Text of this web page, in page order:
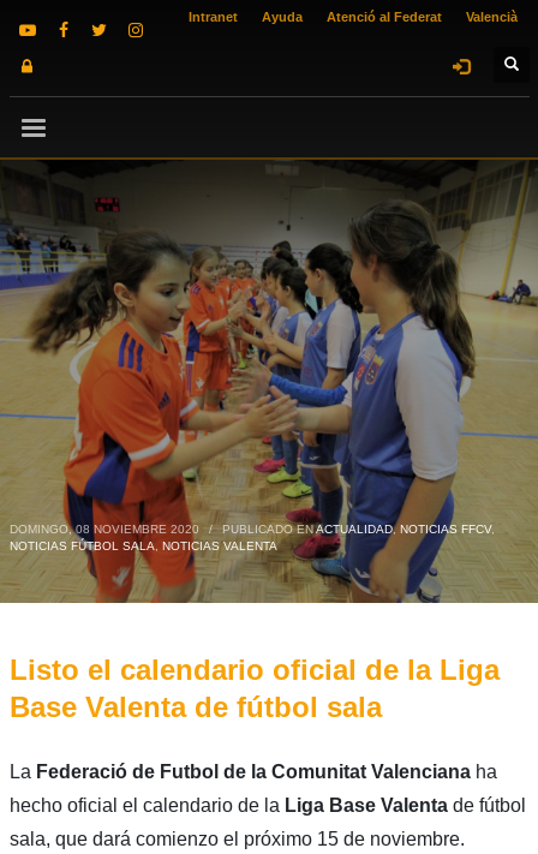
Intranet Ayuda Atenció al Federat Valencià
DOMINGO, 08 NOVIEMBRE 2020 / PUBLICADO ENACTUALIDAD, NOTICIAS FFCV,
NOTICIAS FÚTBOL SALA, NOTICIAS VALENTA
Listo el calendario oficial de la Liga
Base Valenta de fútbol sala
La Federació de Futbol de la Comunitat Valencianaha
hecho oficial el calendario de la Liga Base Valentade fútbol
sala, que dará comienzo el próximo 15 de noviembre.